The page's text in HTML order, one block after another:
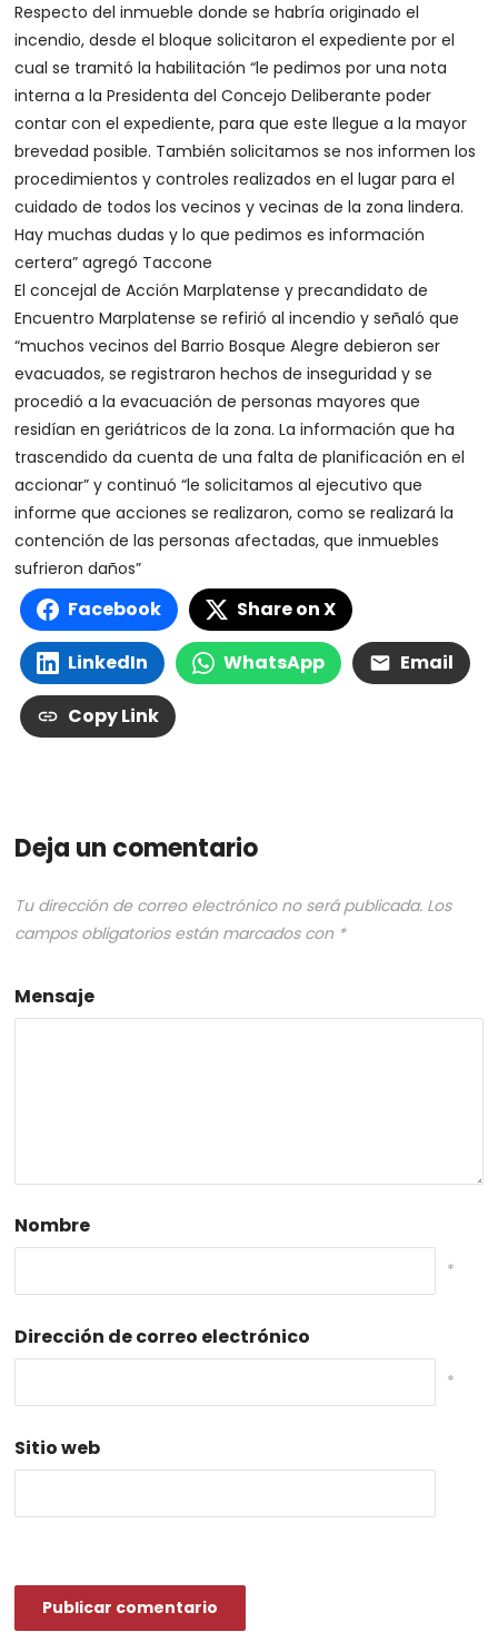
Respecto del inmueble donde se habría originado el
incendio, desde el bloque solicitaron el expediente por el
cual se tramitó la habilitación “le pedimos por una nota
interna a la Presidenta del Concejo Deliberante poder
contar con el expediente, para que este llegue a la mayor
brevedad posible. También solicitamos se nos informen los
procedimientos y controles realizados en el lugar para el
cuidado de todos los vecinos y vecinas de la zona lindera.
Hay muchas dudas y lo que pedimos es información
certera” agregó Taccone
El concejal de Acción Marplatense y precandidato de
Encuentro Marplatense se refirió al incendio y señaló que
“muchos vecinos del Barrio Bosque Alegre debieron ser
evacuados, se registraron hechos de inseguridad y se
procedió a la evacuación de personas mayores que
residían en geriátricos de la zona. La información que ha
trascendido da cuenta de una falta de planificación en el
accionar” y continuó “le solicitamos al ejecutivo que
informe que acciones se realizaron, como se realizará la
contención de las personas afectadas, que inmuebles
sufrieron daños”
Facebook Share on X
LinkedIn WhatsApp Email
Copy Link
Deja un comentario
Tu dirección de correo electrónico no será publicada. Los
campos obligatorios están marcados con *
Mensaje
Nombre
*
Dirección de correo electrónico
*
Sitio web